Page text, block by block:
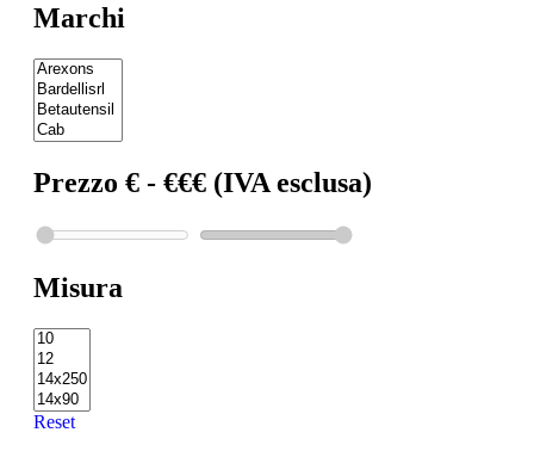
Marchi
Prezzo € - €€€ (IVA esclusa)
Misura
Reset